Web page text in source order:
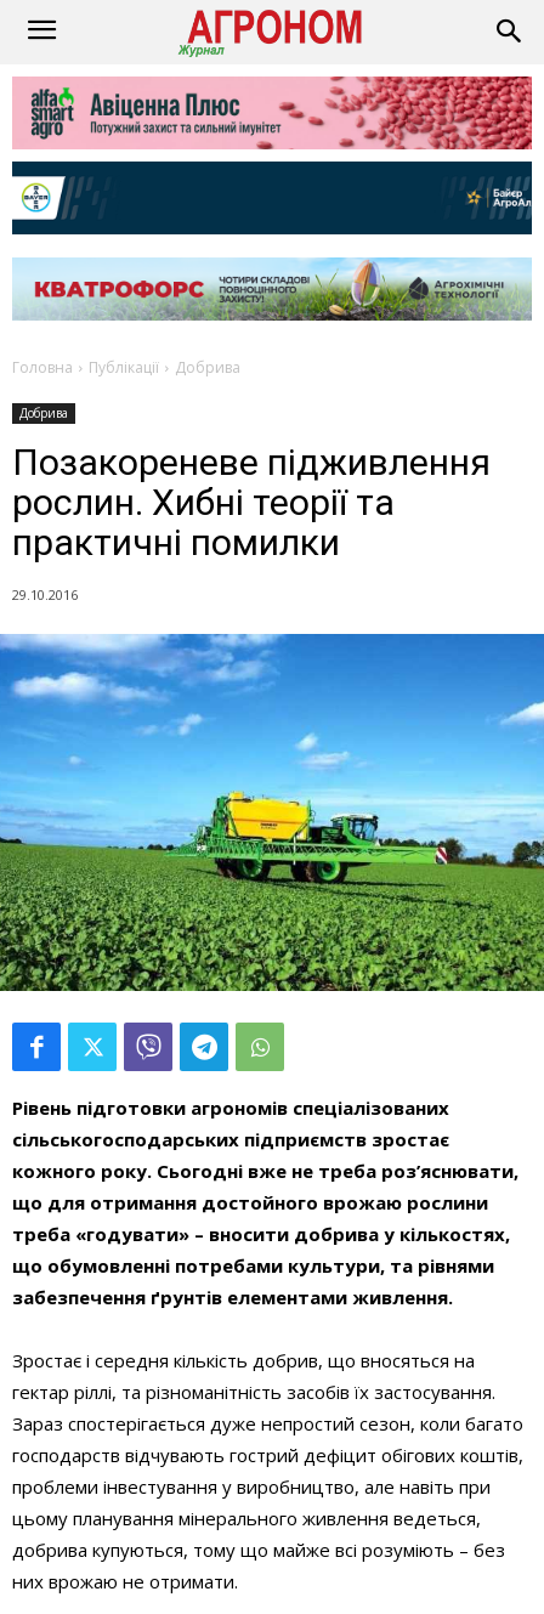
Головна Публікації Добрива
Добрива
Позакореневе підживлення
рослин. Хибні теорії та
практичні помилки
29.10.2016
Рівень підготовки агрономів спеціалізованих
сільськогосподарських підприємств зростає
кожного року. Сьогодні вже не треба роз’яснювати,
що для отримання достойного врожаю рослини
треба «годувати» – вносити добрива у кількостях,
що обумовленні потребами культури, та рівнями
забезпечення ґрунтів елементами живлення.
Зростає і середня кількість добрив, що вносяться на
гектар ріллі, та різноманітність засобів їх застосування.
Зараз спостерігається дуже непростий сезон, коли багато
господарств відчувають гострий дефіцит обігових коштів,
проблеми інвестування у виробництво, але навіть при
цьому планування мінерального живлення ведеться,
добрива купуються, тому що майже всі розуміють – без
них врожаю не отримати.